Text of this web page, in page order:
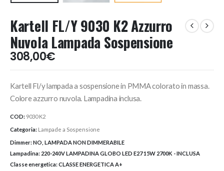
Kartell FL/Y 9030 K2 Azzurro
Nuvola Lampada Sospensione
308,00€
Kartell Fl/y lampada a sospensione in PMMA colorato in massa.
Colore azzurro nuvola. Lampadina inclusa.
COD: 9030 K2
Categoria: Lampade a Sospensione
Dimmer:NO, LAMPADA NON DIMMERABILE
Lampadina: 220-240V LAMPADINA GLOBO LED E27 15W 2700K - INCLUSA
Classe energetica:CLASSE ENERGETICA A+